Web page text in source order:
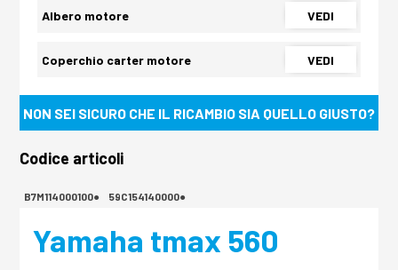
Albero motore VEDI
Coperchio carter motore VEDI
NON SEI SICURO CHE IL RICAMBIO SIA QUELLO GIUSTO?
Codice articoli
B7M114000100● 59C154140000●
Yamaha tmax 560